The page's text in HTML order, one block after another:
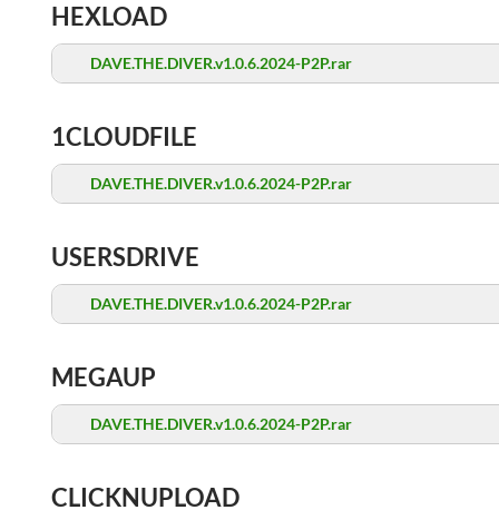
HEXLOAD
DAVE.THE.DIVER.v1.0.6.2024-P2P.rar
1CLOUDFILE
DAVE.THE.DIVER.v1.0.6.2024-P2P.rar
USERSDRIVE
DAVE.THE.DIVER.v1.0.6.2024-P2P.rar
MEGAUP
DAVE.THE.DIVER.v1.0.6.2024-P2P.rar
CLICKNUPLOAD